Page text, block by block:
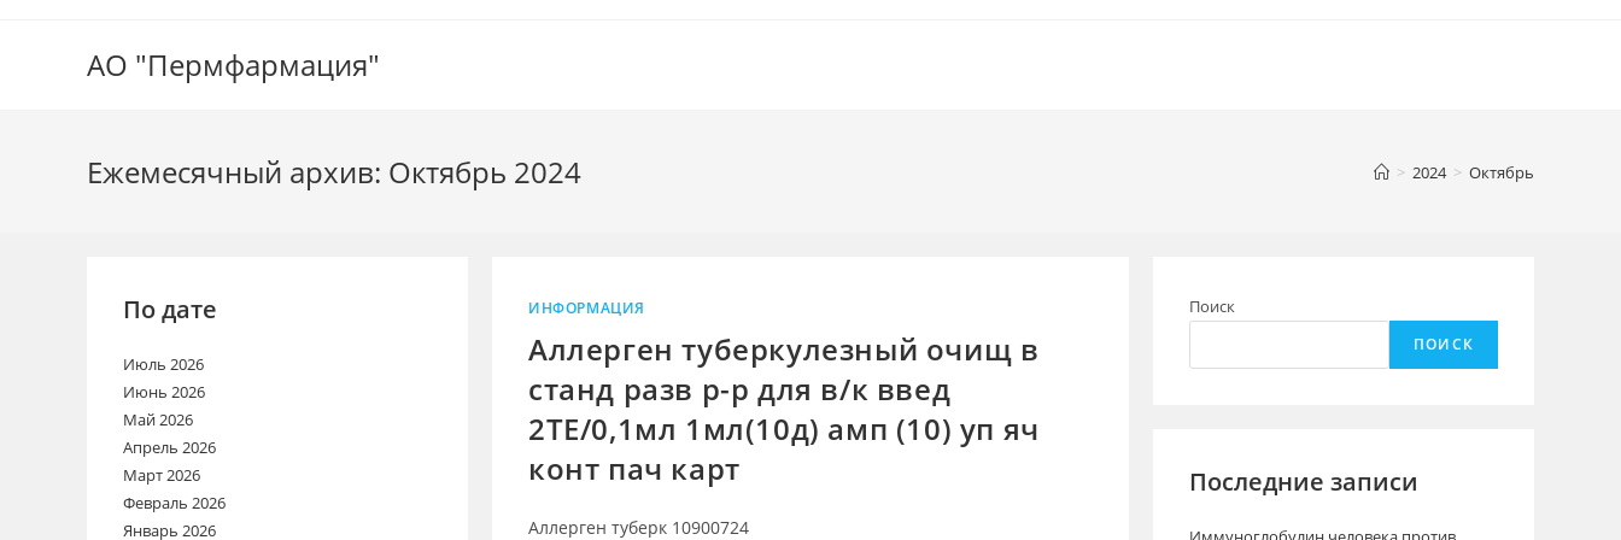
содержимомуАО "Пермфармация"
Ежемесячный архив: Октябрь 2024 > 2024 > Октябрь
ИНФОРМАЦИЯ
Аллерген туберкулезный очищ в
станд разв р-р для в/к введ
2ТЕ/0,1мл 1мл(10д) амп (10) уп яч
конт пач карт
Аллерген туберк 10900724
По дате
Июль 2026
Июнь 2026
Май 2026
Апрель 2026
Март 2026
Февраль 2026
Январь 2026
Поиск
ПОИСК
Последние записи